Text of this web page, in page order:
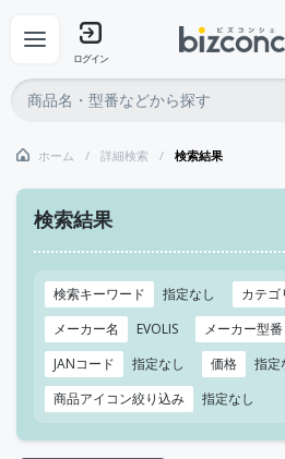
ログイン
ホーム 詳細検索 検索結果
検索結果
検索キーワード 指定なし カテゴ
メーカー名
EVOLIS メーカー型番
JANコード
指定なし 価格
指定
商品アイコン絞り込み
指定なし